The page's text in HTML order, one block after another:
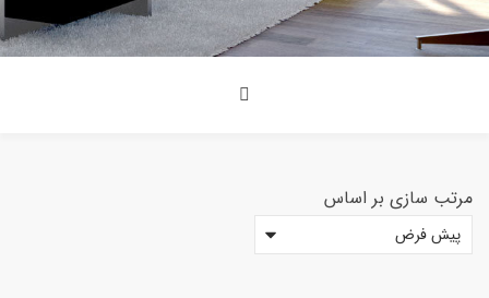
مرتب سازی بر اساس
<span>دسته بندی محصولات<span>